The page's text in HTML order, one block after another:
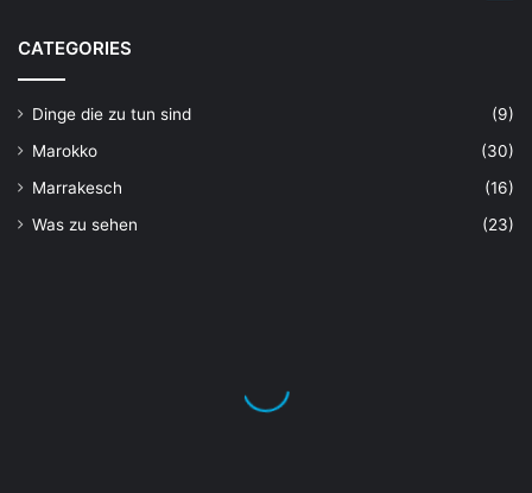
CATEGORIES
Dinge die zu tun sind
(9)
Marokko
(30)
Marrakesch
(16)
Was zu sehen
(23)